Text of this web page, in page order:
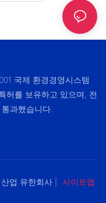
국제 환경경영시스템
허를 보유하고 있으며, 전
과했습니다.
업 유한회사 |
사이트맵